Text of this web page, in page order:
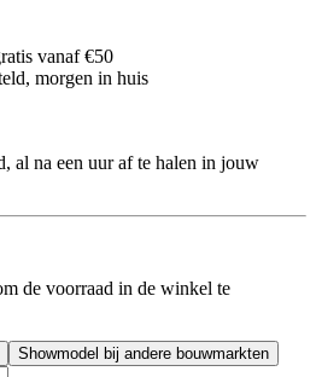
vanaf €50
morgen in huis
al na een uur af te halen in jouw
de voorraad in de winkel te
Showmodel bij andere bouwmarkten